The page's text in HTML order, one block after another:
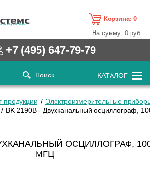
Корзина: 0
На сумму:0 руб.
+7 (495) 647-79-79
Поиск КАТАЛОГ
продукции
Электроизмерительные
BK 2190B - Двухканальный осциллограф,
ОСЦИЛЛОГРАФ,
МГЦ